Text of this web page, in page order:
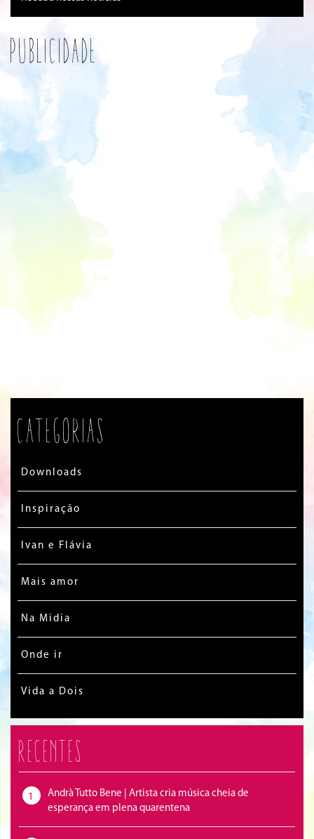
Publicidade
Categorias
Downloads
Inspiração
Ivan e Flávia
Mais amor
Na Midia
Onde ir
Vida a Dois
Recentes
1
Andrà Tutto Bene | Artista cria música cheia de
esperança em plena quarentena